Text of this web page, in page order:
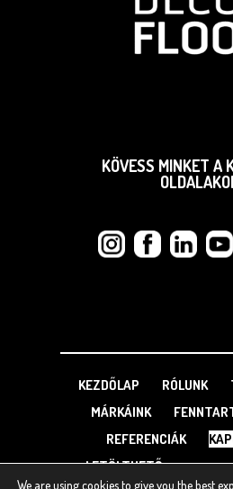
KÖVESS MINKET A
KEZDŐLAP RÓLUNK
MÁRKÁINK
REFERENCIÁK
LETÖLTHETŐ
We are using cookies to give you the best